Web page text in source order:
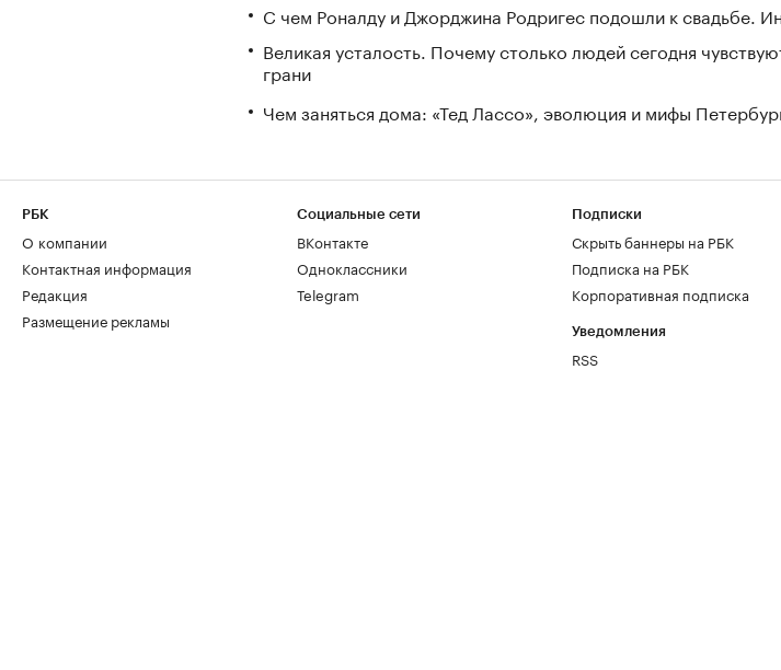
С чем Роналду и Джорджина Родригес подошли к свадьбе.
Великая усталость. Почему столько людей сегодня
грани
Чем заняться дома: «Тед Лассо», эволюция и мифы
РБК
О компании
Контактная информация
Редакция
Размещение рекламы
Социальные сети
ВКонтакте
Одноклассники
Telegram
Подписки
Скрыть баннеры на РБК
Подписка на РБК
Корпоративная подписка
Уведомления
RSS